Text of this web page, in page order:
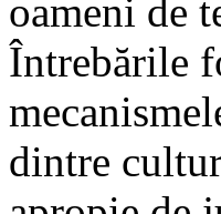
oameni de
Întrebările
dintre